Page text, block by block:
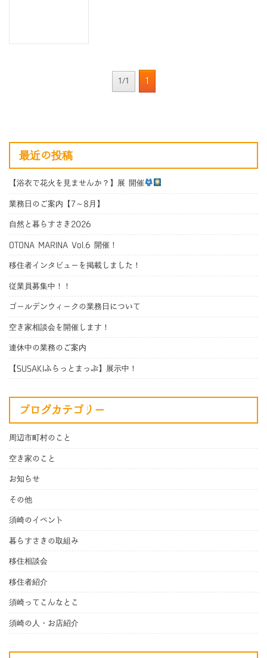
1/1 1
最近の投稿
【浴衣で花火を見ませんか？】展 開催
業務日のご案内【7～8月】
自然と暮らすさき2026
OTONA MARINA Vol.6 開催！
移住者インタビューを掲載しました！
従業員募集中！！
ゴールデンウィークの業務日について
空き家相談会を開催します！
連休中の業務のご案内
【SUSAKIふらっとまっぷ】展示中！
ブログカテゴリー
周辺市町村のこと
空き家のこと
お知らせ
その他
須崎のイベント
暮らすさきの取組み
移住相談会
移住者紹介
須崎ってこんなとこ
須崎の人・お店紹介